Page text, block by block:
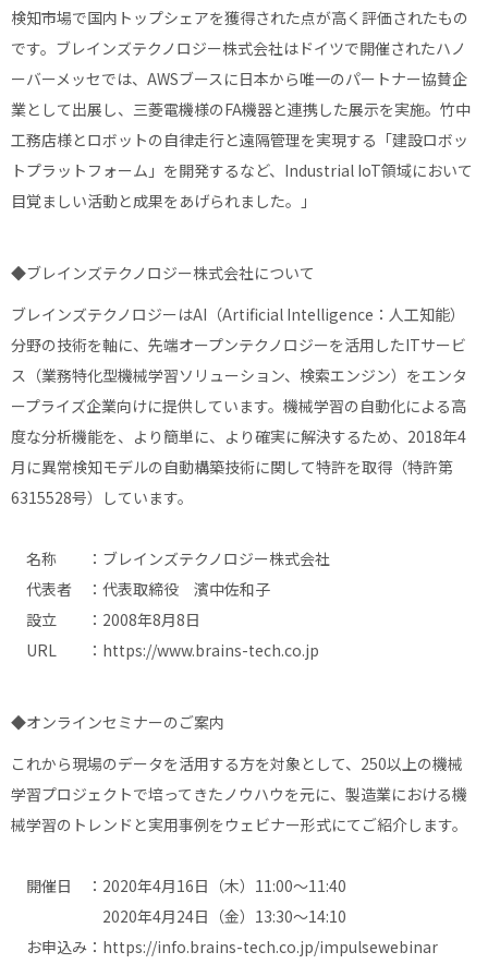
検知市場で国内トップシェアを獲得された点が高く評価されたもの
です。ブレインズテクノロジー株式会社はドイツで開催されたハノ
ーバーメッセでは、AWSブースに日本から唯一のパートナー協賛企
業として出展し、三菱電機様のFA機器と連携した展示を実施。竹中
工務店様とロボットの自律走行と遠隔管理を実現する「建設ロボッ
トプラットフォーム」を開発するなど、Industrial IoT領域において
目覚ましい活動と成果をあげられました。」
◆ブレインズテクノロジー株式会社について
ブレインズテクノロジーはAI（Artificial Intelligence：人工知能）
分野の技術を軸に、先端オープンテクノロジーを活用したITサービ
ス（業務特化型機械学習ソリューション、検索エンジン）をエンタ
ープライズ企業向けに提供しています。機械学習の自動化による高
度な分析機能を、より簡単に、より確実に解決するため、2018年4
月に異常検知モデルの自動構築技術に関して特許を取得（特許第
6315528号）しています。
名称 ：ブレインズテクノロジー株式会社
代表者 ：代表取締役 濱中佐和子
設立 ：2008年8月8日
URL ： https://www.brains-tech.co.jp
◆オンラインセミナーのご案内
これから現場のデータを活用する方を対象として、250以上の機械
学習プロジェクトで培ってきたノウハウを元に、製造業における機
械学習のトレンドと実用事例をウェビナー形式にてご紹介します。
開催日 ：2020年4月16日（木）11:00〜11:40
2020年4月24日（金）13:30〜14:10
お申込み： https://info.brains-tech.co.jp/impulsewebinar